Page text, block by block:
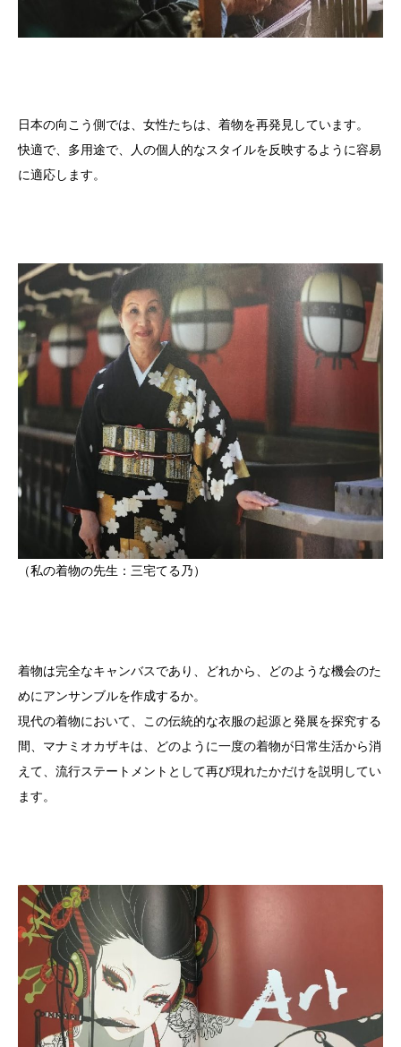
日本の向こう側では、女性たちは、着物を再発見しています。
快適で、多用途で、人の個人的なスタイルを反映するように容易
に適応します。
（私の着物の先生：三宅てる乃）
着物は完全なキャンバスであり、どれから、どのような機会のた
めにアンサンブルを作成するか。
現代の着物において、この伝統的な衣服の起源と発展を探究する
間、マナミオカザキは、どのように一度の着物が日常生活から消
えて、流行ステートメントとして再び現れたかだけを説明してい
ます。